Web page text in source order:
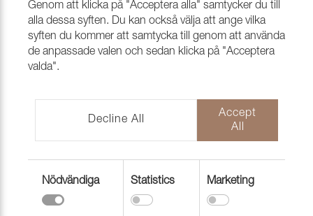
Folder Grand Lazio Velvet
Genom att klicka på "Acceptera alla" samtycker du till
alla dessa syften. Du kan också välja att ange vilka
syften du kommer att samtycka till genom att använda
de anpassade valen och sedan klicka på "Acceptera
valda".
Decline All
Accept
All
Nödvändiga Statistics Marketing